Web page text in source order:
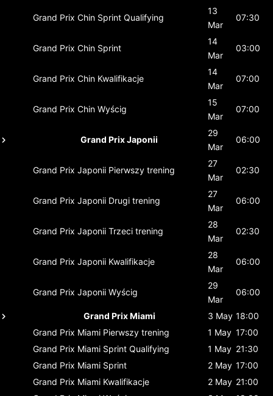
Grand Prix Chin Sprint Qualifying
13
Mar
07:30
Grand Prix Chin Sprint
14
Mar
03:00
Grand Prix Chin Kwalifikacje
14
Mar
07:00
Grand Prix Chin Wyścig
15
Mar
07:00
Grand Prix Japonii
29
Mar
06:00
Grand Prix Japonii Pierwszy trening
27
Mar
02:30
Grand Prix Japonii Drugi trening
27
Mar
06:00
Grand Prix Japonii Trzeci trening
28
Mar
02:30
Grand Prix Japonii Kwalifikacje
28
Mar
06:00
Grand Prix Japonii Wyścig
29
Mar
06:00
Grand Prix Miami 3 May 18:00
Grand Prix Miami Pierwszy trening 1 May 17:00
Grand Prix Miami Sprint Qualifying 1 May 21:30
Grand Prix Miami Sprint 2 May 17:00
Grand Prix Miami Kwalifikacje 2 May 21:00